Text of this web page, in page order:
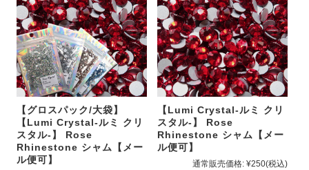
【グロスパック/大袋】
【Lumi Crystal-ルミ クリ
スタル-】 Rose
Rhinestone シャム【メー
ル便可】
【Lumi Crystal-ルミ クリ
スタル-】 Rose
Rhinestone シャム【メー
ル便可】
通常販売価格: ¥250(税込)